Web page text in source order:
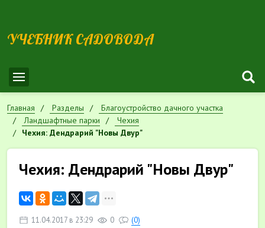
УЧЕБНИК САДОВОДА
Главная Разделы
Благоустройство дачного участка
Ландшафтные парки
Чехия
Чехия: Дендрарий "Новы Двур"
Чехия: Дендрарий "Новы Двур"
11.04.2017 в 23:29 0 (0)